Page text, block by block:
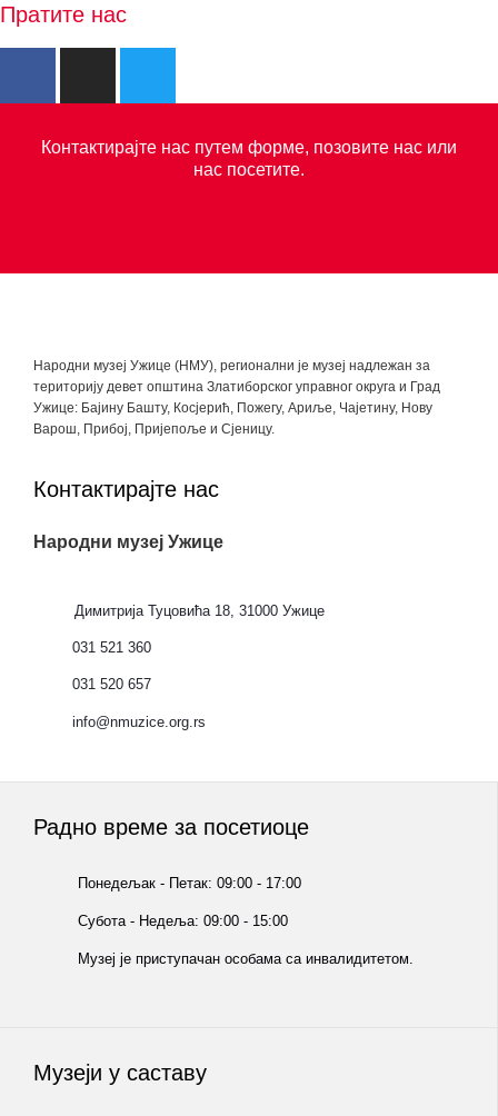
Пратите нас
Контактирајте нас путем форме, позовите нас или
нас посетите.
Народни музеј Ужице (НМУ), регионални je музеј надлежан за
територију девет општина Златиборског управног округа и Град
Ужице: Бајину Башту, Косјерић, Пожегу, Ариље, Чајетину, Нову
Варош, Прибој, Пријепоље и Сјеницу.
Контактирајте нас
Народни музеј Ужице
Димитрија Туцовића 18, 31000 Ужице
031 521 360
031 520 657
info@nmuzice.org.rs
Радно време за посетиоце
Понедељак - Петак: 09:00 - 17:00
Субота - Недеља: 09:00 - 15:00
Музеј је приступачан особама са инвалидитетом.
Музеји у саставу